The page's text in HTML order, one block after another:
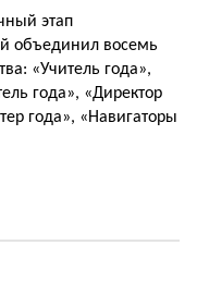
этап
объединил восемь
«Учитель года»,
года», «Директор
года», «Навигаторы